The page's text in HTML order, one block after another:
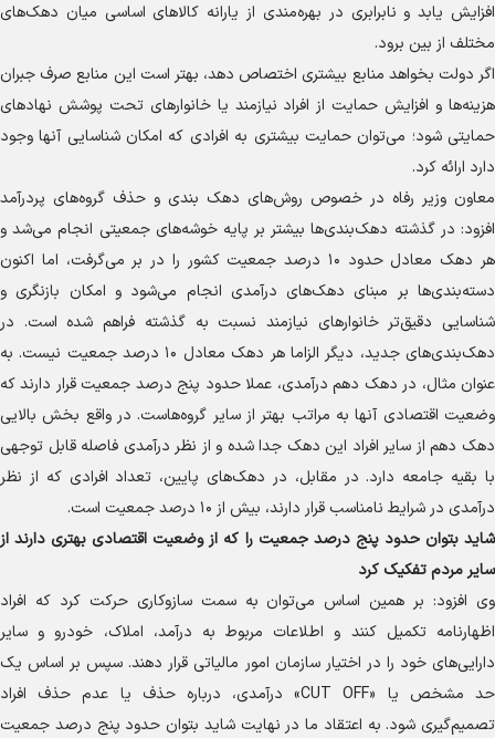
افزایش یابد و نابرابری در بهره‌مندی از یارانه کالا‌های اساسی میان دهک‌های
مختلف از بین برود.
اگر دولت بخواهد منابع بیشتری اختصاص دهد، بهتر است این منابع صرف جبران
هزینه‌ها و افزایش حمایت از افراد نیازمند یا خانوار‌های تحت پوشش نهاد‌های
حمایتی شود؛ می‌توان حمایت بیشتری به افرادی که امکان شناسایی آنها وجود
دارد ارائه کرد.
معاون وزیر رفاه در خصوص روش‌های دهک بندی و حذف گروه‌های پردرآمد
افزود: در گذشته دهک‌بندی‌ها بیشتر بر پایه خوشه‌های جمعیتی انجام می‌شد و
هر دهک معادل حدود ۱۰ درصد جمعیت کشور را در بر می‌گرفت، اما اکنون
دسته‌بندی‌ها بر مبنای دهک‌های درآمدی انجام می‌شود و امکان بازنگری و
شناسایی دقیق‌تر خانوار‌های نیازمند نسبت به گذشته فراهم شده است. در
دهک‌بندی‌های جدید، دیگر الزاما هر دهک معادل ۱۰ درصد جمعیت نیست. به
عنوان مثال، در دهک دهم درآمدی، عملا حدود پنج درصد جمعیت قرار دارند که
وضعیت اقتصادی آنها به مراتب بهتر از سایر گروه‌هاست. در واقع بخش بالایی
دهک دهم از سایر افراد این دهک جدا شده و از نظر درآمدی فاصله قابل توجهی
با بقیه جامعه دارد. در مقابل، در دهک‌های پایین، تعداد افرادی که از نظر
درآمدی در شرایط نامناسب قرار دارند، بیش از ۱۰ درصد جمعیت است.‌
شاید بتوان حدود پنج درصد جمعیت را که از وضعیت اقتصادی بهتری دارند از
سایر مردم تفکیک کرد
وی افزود: بر همین اساس می‌توان به سمت سازوکاری حرکت کرد که افراد
اظهارنامه تکمیل کنند و اطلاعات مربوط به درآمد، املاک، خودرو و سایر
دارایی‌های خود را در اختیار سازمان امور مالیاتی قرار دهند. سپس بر اساس یک
حد مشخص یا «CUT OFF» درآمدی، درباره حذف یا عدم حذف افراد
تصمیم‌گیری شود. به اعتقاد ما در نهایت شاید بتوان حدود پنج درصد جمعیت